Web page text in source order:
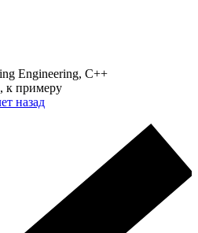
Engineering, C++
к примеру
назад